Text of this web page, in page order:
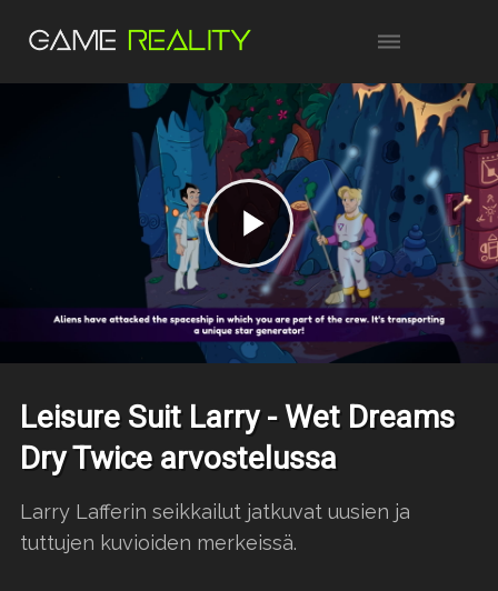
Leisure Suit Larry - Wet Dreams
Dry Twice arvostelussa
Larry Lafferin seikkailut jatkuvat uusien ja
tuttujen kuvioiden merkeissä.